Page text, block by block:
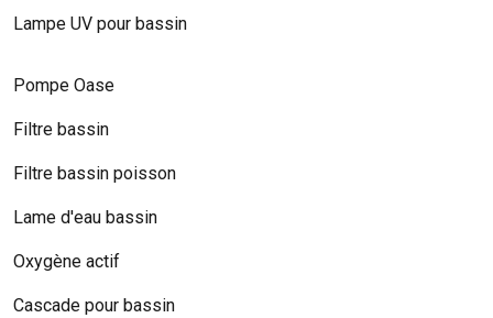
Lampe UV pour bassin
Pompe Oase
Filtre bassin
Filtre bassin poisson
Lame d'eau bassin
Oxygène actif
Cascade pour bassin